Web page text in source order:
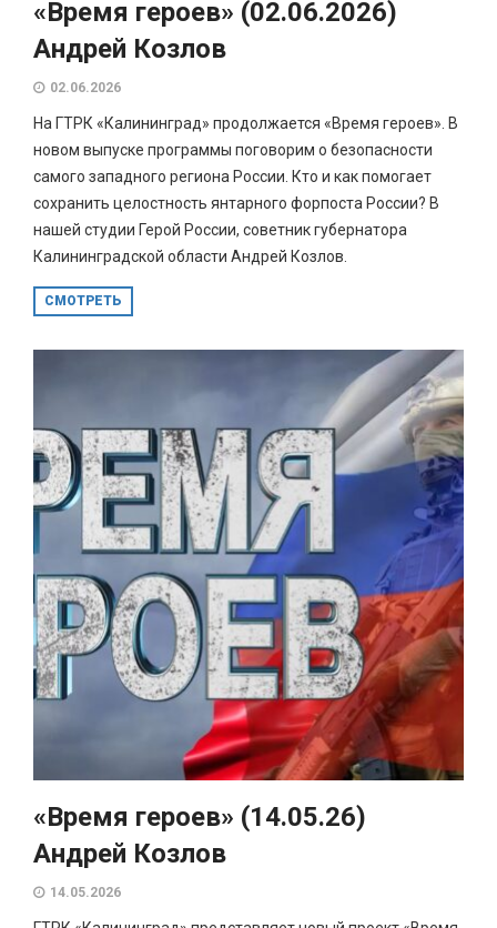
«Время героев» (02.06.2026)
Андрей Козлов
02.06.2026
На ГТРК «Калининград» продолжается «Время героев». В
новом выпуске программы поговорим о безопасности
самого западного региона России. Кто и как помогает
сохранить целостность янтарного форпоста России? В
нашей студии Герой России, советник губернатора
Калининградской области Андрей Козлов.
СМОТРЕТЬ
«Время героев» (14.05.26)
Андрей Козлов
14.05.2026